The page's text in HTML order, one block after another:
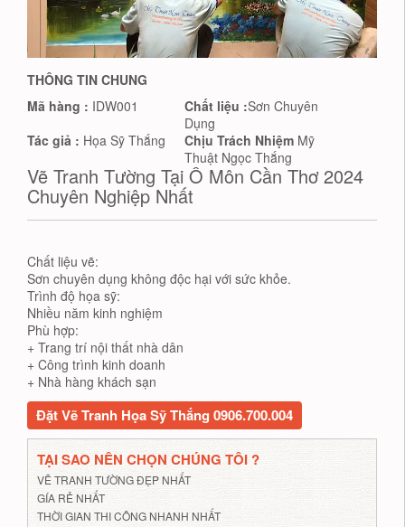
THÔNG TIN CHUNG
Mã hàng : IDW001 Chất liệu :Sơn Chuyên
Dụng
Tác giả : Họa Sỹ Thắng Chịu Trách Nhiệm Mỹ
Thuật Ngọc Thắng
Vẽ Tranh Tường Tại Ô Môn Cần Thơ 2024
Chuyên Nghiệp Nhất
Chất liệu vẽ:
Sơn chuyên dụng không độc hại với sức khỏe.
Trình độ họa sỹ:
Nhiều năm kinh nghiệm
Phù hợp:
+ Trang trí nội thất nhà dân
+ Công trình kinh doanh
+ Nhà hàng khách sạn
Đặt Vẽ Tranh Họa Sỹ Thắng 0906.700.004
TẠI SAO NÊN CHỌN CHÚNG TÔI ?
VẼ TRANH TƯỜNG ĐẸP NHẤT
GÍA RẺ NHẤT
THỜI GIAN THI CÔNG NHANH NHẤT